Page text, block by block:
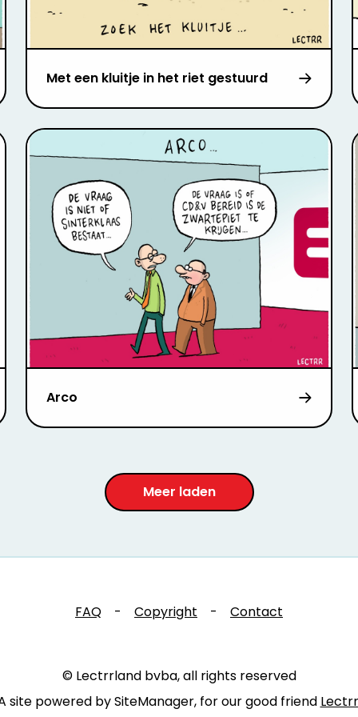
Met een kluitje in het riet gestuurd
Arco
Meer laden
FAQ - Copyright - Contact
© Lectrrland bvba, all rights reserved
site powered by SiteManager, for our good friend Lectrr